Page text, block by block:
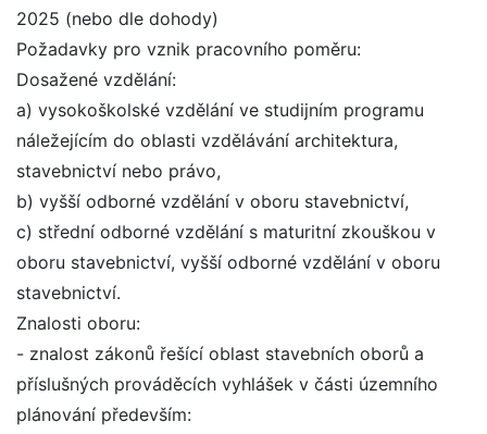
2025 (nebo dle dohody)
Požadavky pro vznik pracovního poměru:
Dosažené vzdělání:
a) vysokoškolské vzdělání ve studijním programu
náležejícím do oblasti vzdělávání architektura,
stavebnictví nebo právo,
b) vyšší odborné vzdělání v oboru stavebnictví,
c) střední odborné vzdělání s maturitní zkouškou v
oboru stavebnictví, vyšší odborné vzdělání v oboru
stavebnictví.
Znalosti oboru:
- znalost zákonů řešící oblast stavebních oborů a
příslušných prováděcích vyhlášek v části územního
plánování především: